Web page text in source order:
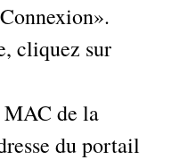
cliquez sur
MAC de la
du portail